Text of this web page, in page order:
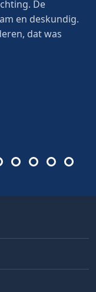
De
en deskundig.
dat was